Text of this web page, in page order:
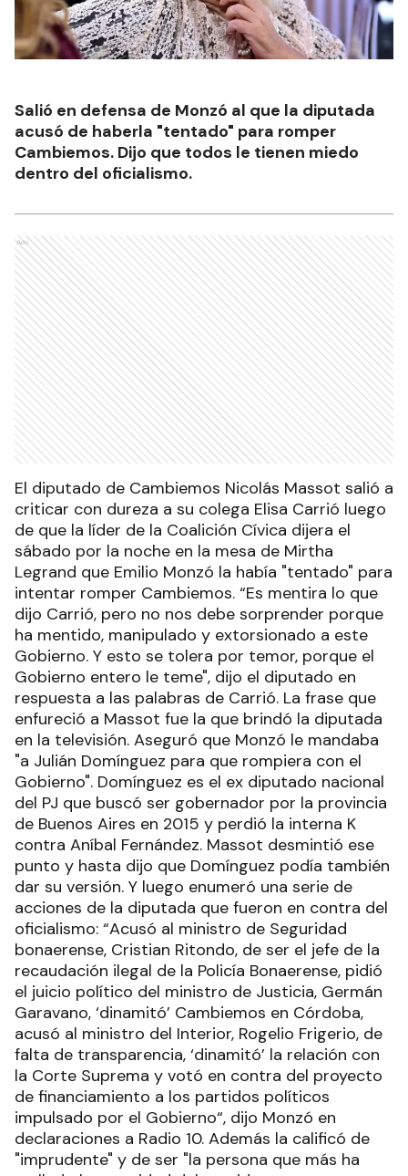
Salió en defensa de Monzó al que la diputada
acusó de haberla "tentado" para romper
Cambiemos. Dijo que todos le tienen miedo
dentro del oficialismo.
Ads
El diputado de Cambiemos Nicolás Massot salió a
criticar con dureza a su colega Elisa Carrió luego
de que la líder de la Coalición Cívica dijera el
sábado por la noche en la mesa de Mirtha
Legrand que Emilio Monzó la había "tentado" para
intentar romper Cambiemos. “Es mentira lo que
dijo Carrió, pero no nos debe sorprender porque
ha mentido, manipulado y extorsionado a este
Gobierno. Y esto se tolera por temor, porque el
Gobierno entero le teme", dijo el diputado en
respuesta a las palabras de Carrió. La frase que
enfureció a Massot fue la que brindó la diputada
en la televisión. Aseguró que Monzó le mandaba
"a Julián Domínguez para que rompiera con el
Gobierno". Domínguez es el ex diputado nacional
del PJ que buscó ser gobernador por la provincia
de Buenos Aires en 2015 y perdió la interna K
contra Aníbal Fernández. Massot desmintió ese
punto y hasta dijo que Domínguez podía también
dar su versión. Y luego enumeró una serie de
acciones de la diputada que fueron en contra del
oficialismo: “Acusó al ministro de Seguridad
bonaerense, Cristian Ritondo, de ser el jefe de la
recaudación ilegal de la Policía Bonaerense, pidió
el juicio político del ministro de Justicia, Germán
Garavano, ‘dinamitó’ Cambiemos en Córdoba,
acusó al ministro del Interior, Rogelio Frigerio, de
falta de transparencia, ‘dinamitó’ la relación con
la Corte Suprema y votó en contra del proyecto
de financiamiento a los partidos políticos
impulsado por el Gobierno“, dijo Monzó en
declaraciones a Radio 10. Además la calificó de
"imprudente" y de ser "la persona que más ha